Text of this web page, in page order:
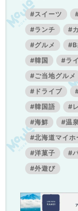
#スイーツ
#ランチ
#
#グルメ
#B
#韓国
#ラ
#ご当地グルメ
#ドライブ
#韓国語
#
#海鮮
#温泉
#北海道マイホ
#洋菓子
#
#外遊び